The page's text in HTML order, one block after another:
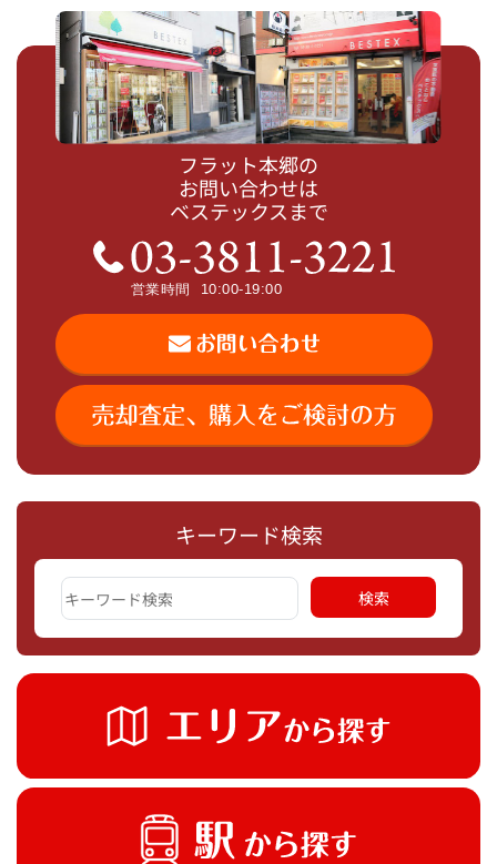
キーワード検索
フラット本郷の
お問い合わせは
ベステックスまで